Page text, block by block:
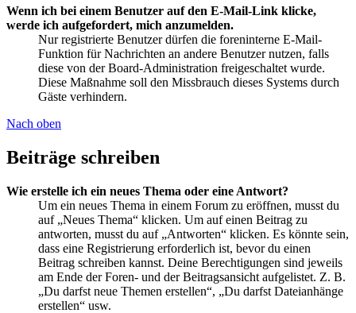
Wenn ich bei einem Benutzer auf den E-Mail-Link klicke,
werde ich aufgefordert, mich anzumelden.
Nur registrierte Benutzer dürfen die foreninterne E-Mail-
Funktion für Nachrichten an andere Benutzer nutzen, falls
diese von der Board-Administration freigeschaltet wurde.
Diese Maßnahme soll den Missbrauch dieses Systems durch
Gäste verhindern.
Nach oben
Beiträge schreiben
Wie erstelle ich ein neues Thema oder eine Antwort?
Um ein neues Thema in einem Forum zu eröffnen, musst du
auf „Neues Thema“ klicken. Um auf einen Beitrag zu
antworten, musst du auf „Antworten“ klicken. Es könnte sein,
dass eine Registrierung erforderlich ist, bevor du einen
Beitrag schreiben kannst. Deine Berechtigungen sind jeweils
am Ende der Foren- und der Beitragsansicht aufgelistet. Z. B.
„Du darfst neue Themen erstellen“, „Du darfst Dateianhänge
erstellen“ usw.